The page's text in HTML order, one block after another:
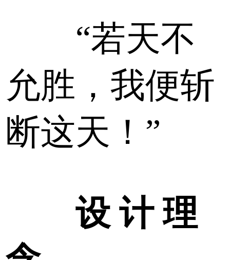
“若天不
允胜，我便斩
断这天！”
设 计 理